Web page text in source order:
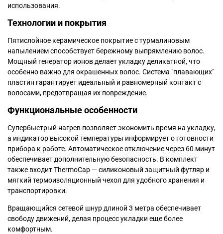
использования.
Технологии и покрытия
Пятислойное керамическое покрытие с турмалиновым
напылением способствует бережному выпрямлению волос.
Мощный генератор ионов делает укладку деликатной, что
особенно важно для окрашенных волос. Система "плавающих"
пластин гарантирует идеальный и равномерный контакт с
волосами, предотвращая их повреждение.
Функциональные особенности
Супербыстрый нагрев позволяет экономить время на укладку,
а индикатор высокой температуры информирует о готовности
прибора к работе. Автоматическое отключение через 60 минут
обеспечивает дополнительную безопасность. В комплект
также входит ThermoCap — силиконовый защитный футляр и
мягкий термоизоляционный чехол для удобного хранения и
транспортировки.
Вращающийся сетевой шнур длиной 3 метра обеспечивает
свободу движений, делая процесс укладки еще более
комфортным.